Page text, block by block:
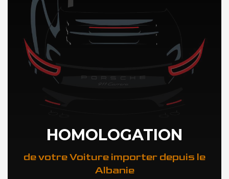
HOMOLOGATION
de votre Voiture importer depuis le
Albanie